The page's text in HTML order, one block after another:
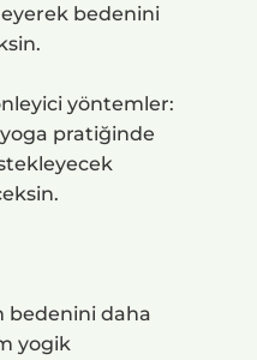
bedenini
yöntemler:
pratiğinde
bedenini daha
yogik